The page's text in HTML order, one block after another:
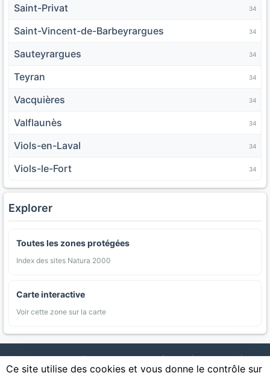
Saint-Privat 34
Saint-Vincent-de-Barbeyrargues 34
Sauteyrargues 34
Teyran 34
Vacquières 34
Valflaunès 34
Viols-en-Laval 34
Viols-le-Fort 34
Explorer
Toutes les zones protégées
Index des sites Natura 2000
Carte interactive
Voir cette zone sur la carte
AgriMap — Données agricoles ouvertes | Carte | Communes |
Appellations | Regions | Cultures | Zones protégées | Forets |
Ce site utilise des cookies et vous donne le contrôle sur